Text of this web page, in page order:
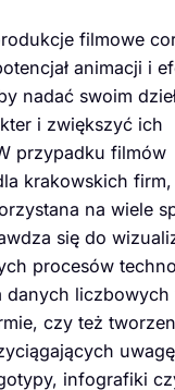
filmowe
animacji i
nadać swoim
i zwiększyć ich
przypadku filmów
krakowskich firm,
na wiele
się do
procesów
danych liczbowych
czy też
infografiki